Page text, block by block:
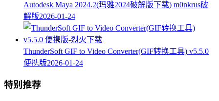
Autodesk Maya 2024.2(玛雅2024破解版下载) m0nkrus破
解版2026-01-24
ThunderSoft GIF to Video Converter(GIF转换工具) v5.5.0
便携版2026-01-24
特别推荐